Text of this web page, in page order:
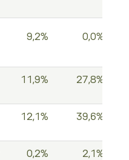
9,2% 0,0%
11,9% 27,8%
12,1% 39,6%
0,2% 2,1%